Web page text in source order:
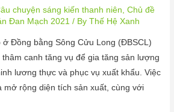
chuyện sáng kiến thanh niên ,Chủ đề
Đan Mạch 2021 / ByThế Hệ Xanh
ở Đồng bằng Sông Cửu Long (ĐBSCL)
canh tăng vụ để gia tăng sản lượng
lương thực và phục vụ xuất khẩu. Việc
mở rộng diện tích sản xuất, cùng với